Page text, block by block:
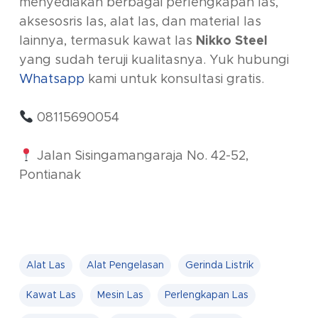
menyediakan berbagai perlengkapan las,
aksesosris las, alat las, dan material las
lainnya, termasuk kawat las Nikko Steel
yang sudah teruji kualitasnya. Yuk hubungi
Whatsapp kami untuk konsultasi gratis.
08115690054
Jalan Sisingamangaraja No. 42-52,
Pontianak
Alat Las Alat Pengelasan Gerinda Listrik
Kawat Las Mesin Las Perlengkapan Las